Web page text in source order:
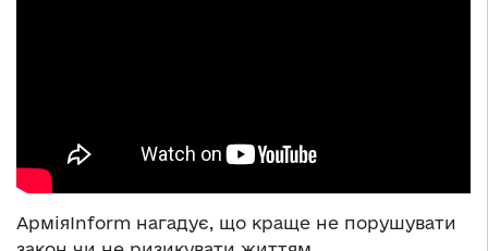
АрміяInform нагадує, що краще не порушувати